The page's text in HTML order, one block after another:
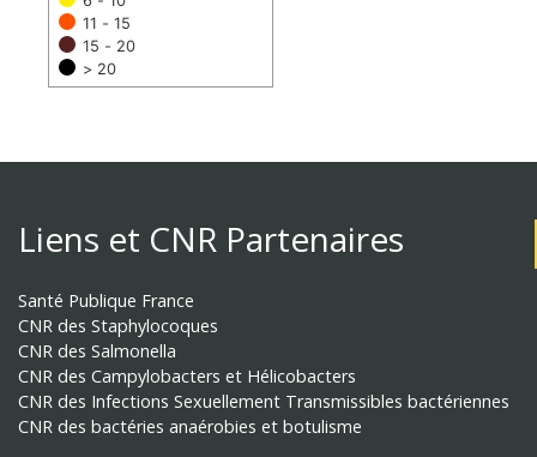
11 - 15
15 - 20
> 20
Liens et CNR Partenaires
Santé Publique France
CNR des Staphylocoques
CNR des Salmonella
CNR des Campylobacters et Hélicobacters
CNR des Infections Sexuellement Transmissibles bactériennes
CNR des bactéries anaérobies et botulisme